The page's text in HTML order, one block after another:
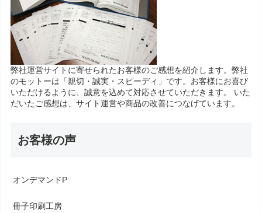
弊社運営サイトに寄せられたお客様のご感想を紹介します。弊社
のモットーは「親切・誠実・スピーディ」です。お客様にお喜び
いただけるように、誠意を込めて対応させていただきます。 いた
だいたご感想は、サイト運営や商品の改善につなげています。
お客様の声
オンデマンドP
冊子印刷工房